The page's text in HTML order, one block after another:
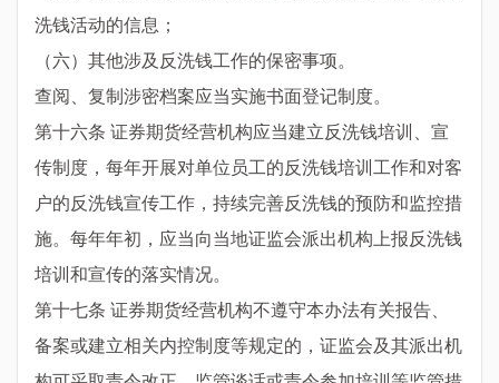
洗钱活动的信息；
（六）其他涉及反洗钱工作的保密事项。
查阅、复制涉密档案应当实施书面登记制度。
第十六条 证券期货经营机构应当建立反洗钱培训、宣
传制度，每年开展对单位员工的反洗钱培训工作和对客
户的反洗钱宣传工作，持续完善反洗钱的预防和监控措
施。每年年初，应当向当地证监会派出机构上报反洗钱
培训和宣传的落实情况。
第十七条 证券期货经营机构不遵守本办法有关报告、
备案或建立相关内控制度等规定的，证监会及其派出机